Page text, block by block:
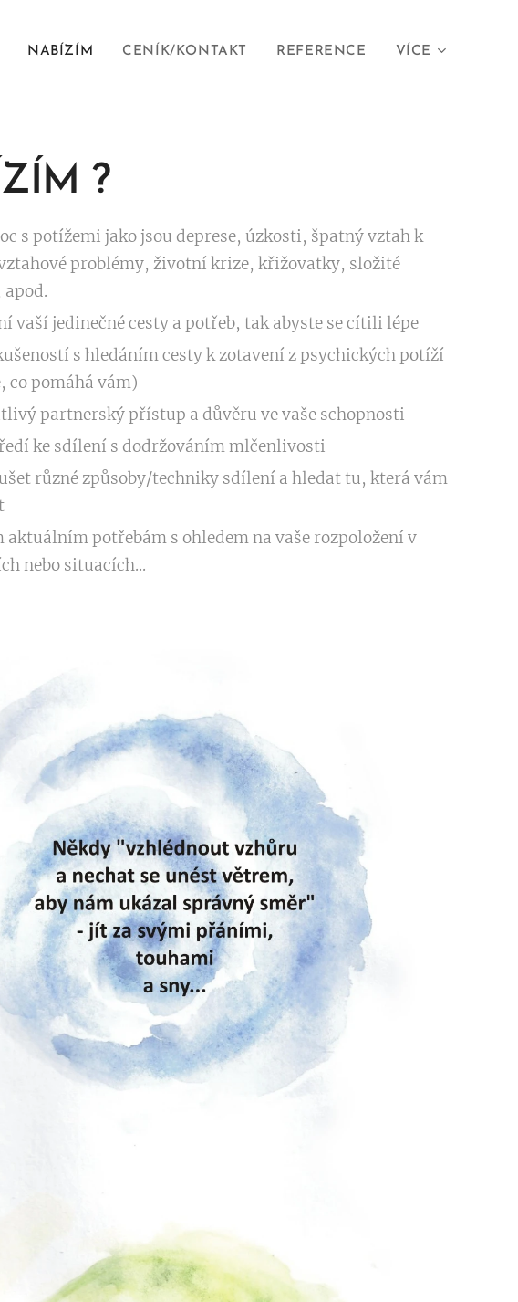
NABÍZÍM CENÍK/KONTAKT REFERENCE VÍCE
?
s potížemi jako jsou deprese, úzkosti, špatný vztah k
problémy, životní krize, křižovatky, složité
vaší jedinečné cesty a potřeb, tak abyste se cítili lépe
s hledáním cesty k zotavení z psychických potíží
co pomáhá vám)
partnerský přístup a důvěru ve vaše schopnosti
ke sdílení s dodržováním mlčenlivosti
různé způsoby/techniky sdílení a hledat tu, která vám
aktuálním potřebám s ohledem na vaše rozpoložení v
nebo situacích...